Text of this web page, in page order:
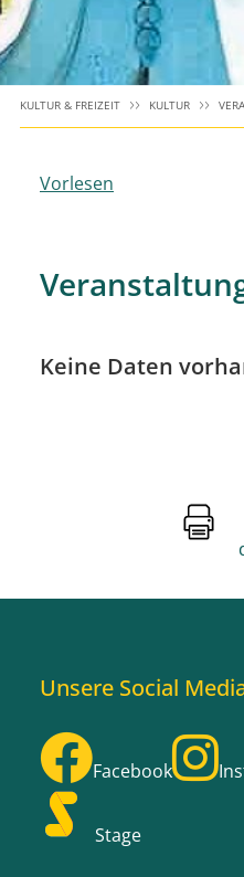
KULTUR & FREIZEIT KULTUR
Vorlesen
Keine Daten
Unsere Social
Facebook
Stage